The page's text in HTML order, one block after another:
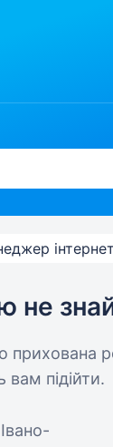
не
прихована
вам підійти.